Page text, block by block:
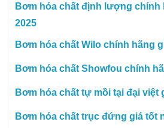
Bơm hóa chất định lượng chính
2025
Bơm hóa chất Wilo chính hãng
Bơm hóa chất Showfou chính
Bơm hóa chất tự mồi tại đại việt
Bơm hóa chất trục đứng giá tốt